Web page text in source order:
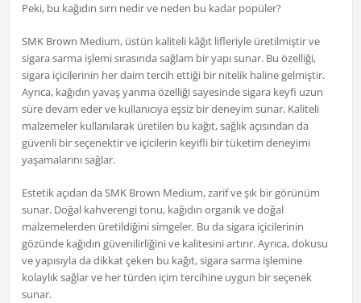
Peki, bu kağıdın sırrı nedir ve neden bu kadar popüler?
SMK Brown Medium, üstün kaliteli kâğıt lifleriyle üretilmiştir ve
sigara sarma işlemi sırasında sağlam bir yapı sunar. Bu özelliği,
sigara içicilerinin her daim tercih ettiği bir nitelik haline gelmiştir.
Ayrıca, kağıdın yavaş yanma özelliği sayesinde sigara keyfi uzun
süre devam eder ve kullanıcıya eşsiz bir deneyim sunar. Kaliteli
malzemeler kullanılarak üretilen bu kağıt, sağlık açısından da
güvenli bir seçenektir ve içicilerin keyifli bir tüketim deneyimi
yaşamalarını sağlar.
Estetik açıdan da SMK Brown Medium, zarif ve şık bir görünüm
sunar. Doğal kahverengi tonu, kağıdın organik ve doğal
malzemelerden üretildiğini simgeler. Bu da sigara içicilerinin
gözünde kağıdın güvenilirliğini ve kalitesini artırır. Ayrıca, dokusu
ve yapısıyla da dikkat çeken bu kağıt, sigara sarma işlemine
kolaylık sağlar ve her türden içim tercihine uygun bir seçenek
sunar.